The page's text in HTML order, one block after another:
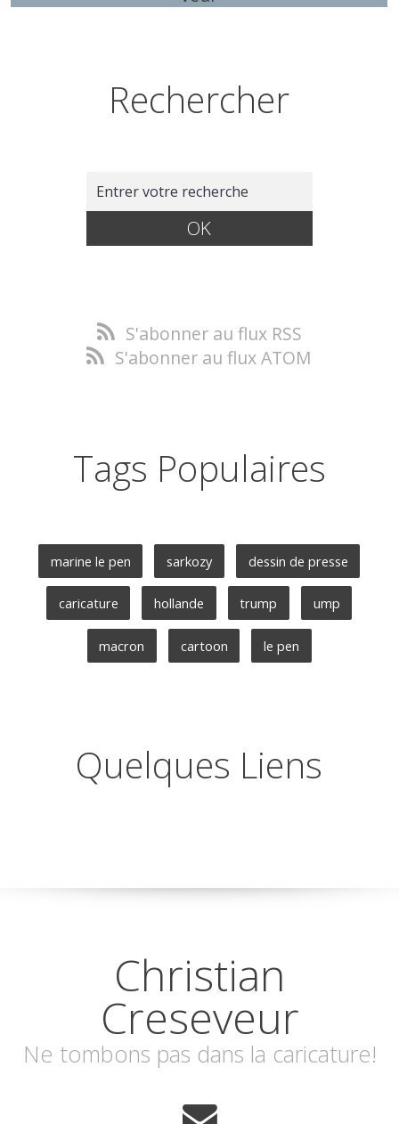
Rechercher
S'abonner au flux RSS
S'abonner au flux ATOM
Tags Populaires
marine le pen sarkozy dessin de presse
caricature hollande trump ump
macron cartoon le pen
Quelques Liens
Christian
Creseveur
Ne tombons pas dans la caricature!